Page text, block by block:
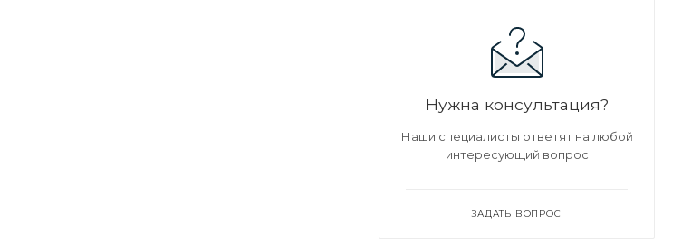
Нужна консультация?
Наши специалисты ответят на любой
интересующий вопрос
ЗАДАТЬ ВОПРОС